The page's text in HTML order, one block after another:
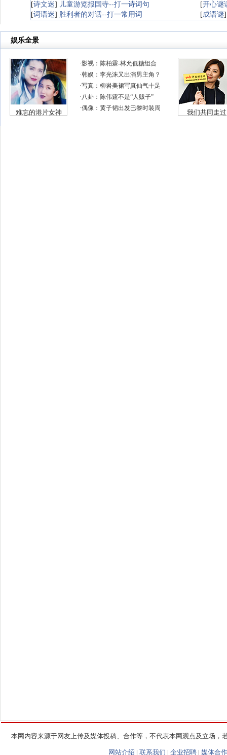
[诗文迷] 儿童游览报国寺--打一诗词句 [开心谜
[词语迷] 胜利者的对话--打一常用词 [成语谜
本网内容来源于网友上传及媒体投稿、合作等，不代表本网观点及立场
网站介绍 | 联系我们 | 企业招聘 | 媒体合作